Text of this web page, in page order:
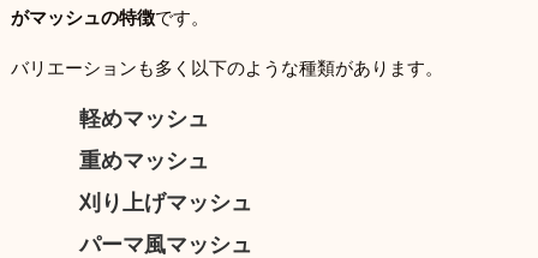
がマッシュの特徴です。
バリエーションも多く以下のような種類があります。
軽めマッシュ
重めマッシュ
刈り上げマッシュ
パーマ風マッシュ